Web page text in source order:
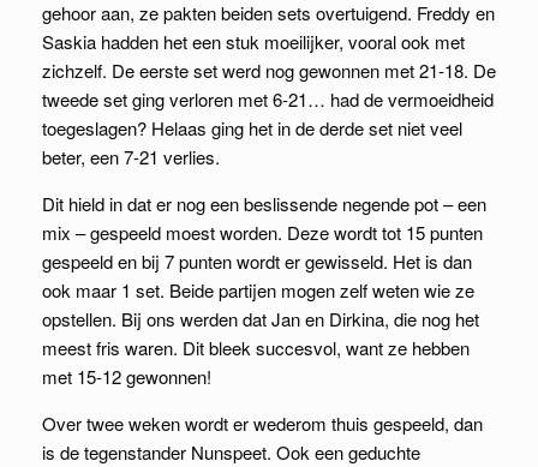
gehoor aan, ze pakten beiden sets overtuigend. Freddy en
Saskia hadden het een stuk moeilijker, vooral ook met
zichzelf. De eerste set werd nog gewonnen met 21-18. De
tweede set ging verloren met 6-21… had de vermoeidheid
toegeslagen? Helaas ging het in de derde set niet veel
beter, een 7-21 verlies.
Dit hield in dat er nog een beslissende negende pot – een
mix – gespeeld moest worden. Deze wordt tot 15 punten
gespeeld en bij 7 punten wordt er gewisseld. Het is dan
ook maar 1 set. Beide partijen mogen zelf weten wie ze
opstellen. Bij ons werden dat Jan en Dirkina, die nog het
meest fris waren. Dit bleek succesvol, want ze hebben
met 15-12 gewonnen!
Over twee weken wordt er wederom thuis gespeeld, dan
is de tegenstander Nunspeet. Ook een geduchte